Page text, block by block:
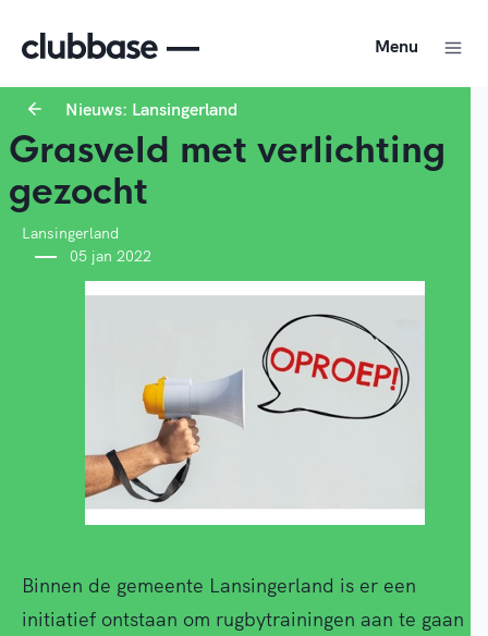
Menu
Nieuws: Lansingerland
Grasveld met verlichting
gezocht
Lansingerland
05 jan 2022
Binnen de gemeente Lansingerland is er een
initiatief ontstaan om rugbytrainingen aan te gaan